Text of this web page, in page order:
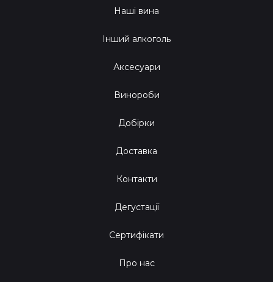
Наші вина
Інший алкоголь
Аксесуари
Винороби
Добірки
Доставка
Контакти
Дегустації
Сертифікати
Про нас